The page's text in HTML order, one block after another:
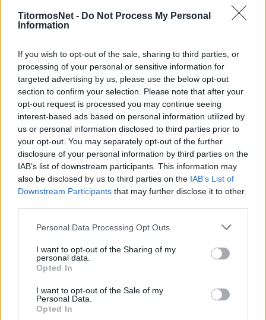
TitormosNet - Do Not Process My Personal
Information
If you wish to opt-out of the sale, sharing to third parties, or
processing of your personal or sensitive information for
targeted advertising by us, please use the below opt-out
section to confirm your selection. Please note that after your
opt-out request is processed you may continue seeing
interest-based ads based on personal information utilized by
us or personal information disclosed to third parties prior to
your opt-out. You may separately opt-out of the further
disclosure of your personal information by third parties on the
IAB’s list of downstream participants. This information may
also be disclosed by us to third parties on the IAB’s List of
Downstream Participants that may further disclose it to other
Personal Data Processing Opt Outs
I want to opt-out of the Sharing of my
personal data.
Opted In
I want to opt-out of the Sale of my
Personal Data.
Opted In
Add TitormosNet.gr on Google
Οπως γνωστοποίησε η διοίκηση των
«καναρινιών», μετά τον καθιερωμένο έλεγχο
που υποβλήθηκαν οι παίκτες και τα μέλη του
Παναιτωλικού, τα αποτελέσματα ήταν
αρνητικά. Αναλυτικά:
«Αρνητικά ήταν και πάλι τα δείγματα που
λήφθηκαν για το εβδομαδιαίο covid test του
ποδοσφαιρικού τμήματος και του προσωπικού
της ομάδας μας».
Πηγή: gazzetta.gr
ΤΕΛΕΥΤΑΙΑ ΝΕΑ